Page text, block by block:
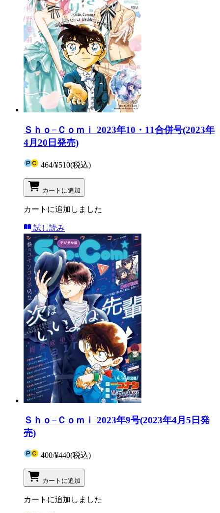
Ｓｈｏ−Ｃｏｍｉ 2023年10・11合併号(2023年
4月20日発売)
464/¥510(税込)
カートに追加
カートに追加しました
試し読み
Ｓｈｏ−Ｃｏｍｉ 2023年9号(2023年4月5日発
売)
400/¥440(税込)
カートに追加
カートに追加しました